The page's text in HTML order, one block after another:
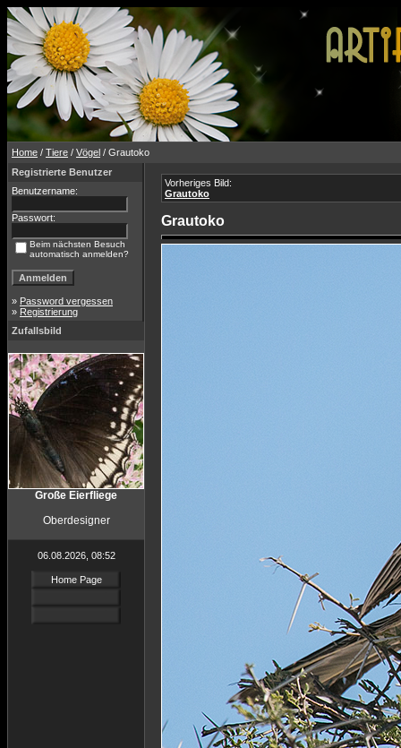
Home / Tiere / Vögel / Grautoko
Registrierte Benutzer
Benutzername:
Passwort:
Beim nächsten Besuch
automatisch anmelden?
» Password vergessen
» Registrierung
Zufallsbild
Große Eierfliege
Oberdesigner
06.08.2026, 08:52
Home Page
Vorheriges Bild:
Grautoko
Grautoko